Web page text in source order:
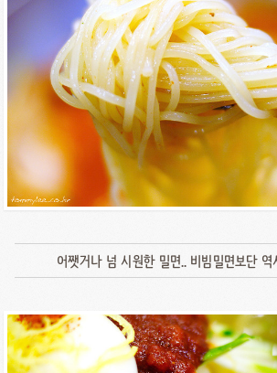
어쨋거나 넘 시원한 밀면.. 비빔밀면보단